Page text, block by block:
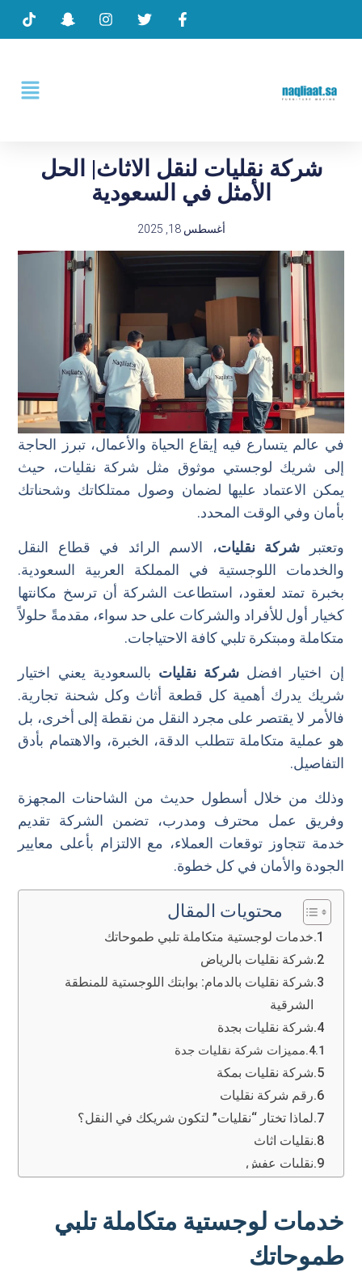
شركة نقليات لنقل الاثاث| الحل
الأمثل في السعودية
أغسطس 18, 2025
في عالم يتسارع فيه إيقاع الحياة والأعمال، تبرز الحاجة
إلى شريك لوجستي موثوق مثل شركة نقليات، حيث
يمكن الاعتماد عليها لضمان وصول ممتلكاتك وشحناتك
بأمان وفي الوقت المحدد.
وتعتبر شركة نقليات، الاسم الرائد في قطاع النقل
والخدمات اللوجستية في المملكة العربية السعودية.
بخبرة تمتد لعقود، استطاعت الشركة أن ترسخ مكانتها
كخيار أول للأفراد والشركات على حد سواء، مقدمةً حلولاً
متكاملة ومبتكرة تلبي كافة الاحتياجات.
إن اختيار افضل شركة نقليات بالسعودية يعني اختيار
شريك يدرك أهمية كل قطعة أثاث وكل شحنة تجارية.
فالأمر لا يقتصر على مجرد النقل من نقطة إلى أخرى، بل
هو عملية متكاملة تتطلب الدقة، الخبرة، والاهتمام بأدق
التفاصيل.
وذلك من خلال أسطول حديث من الشاحنات المجهزة
وفريق عمل محترف ومدرب، تضمن الشركة تقديم
خدمة تتجاوز توقعات العملاء، مع الالتزام بأعلى معايير
الجودة والأمان في كل خطوة.
محتويات المقال
خدمات لوجستية متكاملة تلبي طموحاتك
شركة نقليات بالرياض
شركة نقليات بالدمام: بوابتك اللوجستية للمنطقة
الشرقية
شركة نقليات بجدة
مميزات شركة نقليات جدة
شركة نقليات بمكة
رقم شركة نقليات
لماذا تختار “نقليات” لتكون شريكك في النقل؟
نقليات اثاث
نقليات عفش
ماهي افضل مكاتب نقل عفش بجدة؟
خدمات لوجستية متكاملة تلبي
طموحاتك